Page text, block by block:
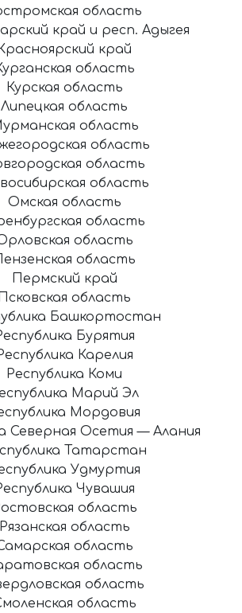
область
край и респ. Адыгея
край
область
Курская область
Липецкая область
область
область
область
область
Омская область
область
область
область
Пермский край
Псковская область
Башкортостан
Бурятия
Карелия
Республика Коми
Марий Эл
Мордовия
Северная Осетия — Алания
Татарстан
Удмуртия
Чувашия
область
Рязанская область
область
область
область
область